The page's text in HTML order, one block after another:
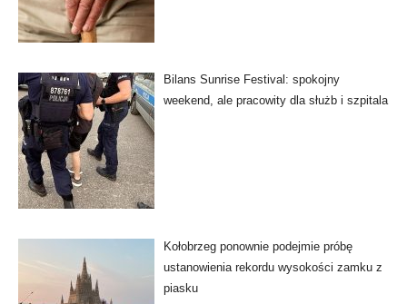
Bilans Sunrise Festival: spokojny
weekend, ale pracowity dla służb i szpitala
Kołobrzeg ponownie podejmie próbę
ustanowienia rekordu wysokości zamku z
piasku